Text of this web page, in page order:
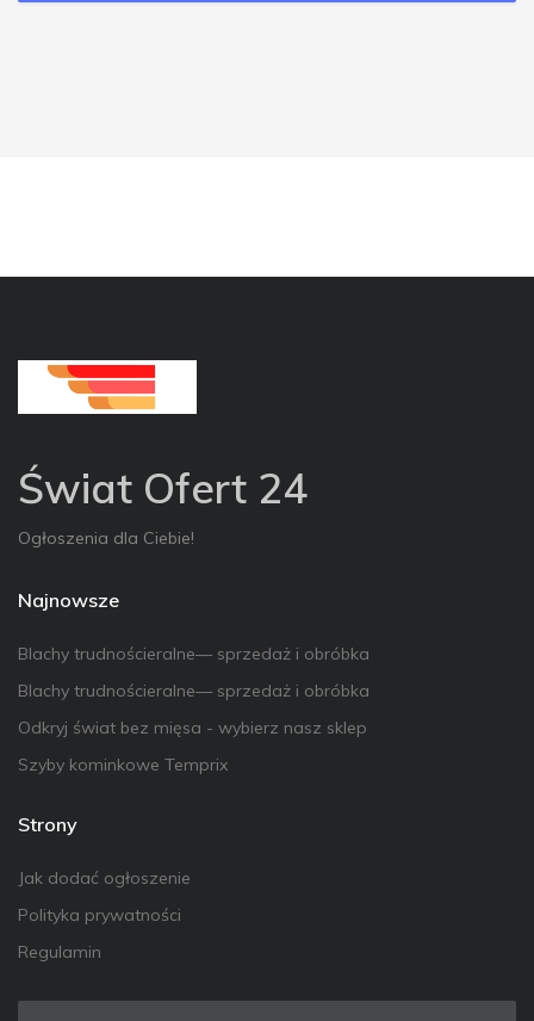
Świat Ofert 24
Ogłoszenia dla Ciebie!
Najnowsze
Blachy trudnościeralne— sprzedaż i obróbka
Blachy trudnościeralne— sprzedaż i obróbka
Odkryj świat bez mięsa - wybierz nasz sklep
Szyby kominkowe Temprix
Strony
Jak dodać ogłoszenie
Polityka prywatności
Regulamin